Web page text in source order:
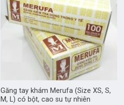
Găng tay khám Merufa (Size XS, S,
M, L) có bột, cao su tự nhiên